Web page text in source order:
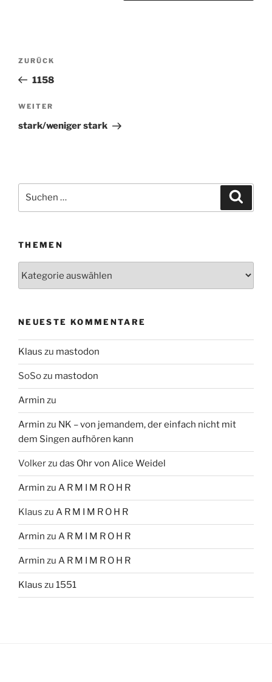
Beitragsnavigation
Vorheriger
Beitrag
ZURÜCK
1158
Nächster
Beitrag
WEITER
stark/weniger stark
Suchen
THEMEN
NEUESTE KOMMENTARE
Klaus zu mastodon
SoSozu mastodon
Armin zu
Armin zu NK – von jemandem, der einfach nicht mit
dem Singen aufhören kann
Volkerzu das Ohr von Alice Weidel
Armin zu A R M I M R O H R
Klaus zu A R M I M R O H R
Armin zu A R M I M R O H R
Armin zu A R M I M R O H R
Klaus zu 1551